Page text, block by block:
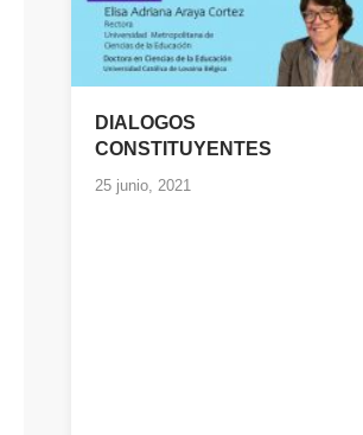
DIALOGOS
CONSTITUYENTES
25 junio, 2021